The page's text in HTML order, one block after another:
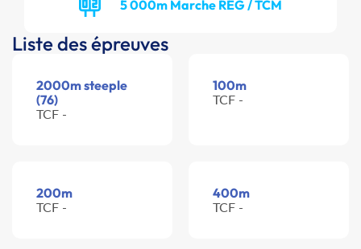
5 000m Marche REG / TCM
Liste des épreuves
2000m steeple
(76)
TCF -
100m
TCF -
200m
TCF -
400m
TCF -